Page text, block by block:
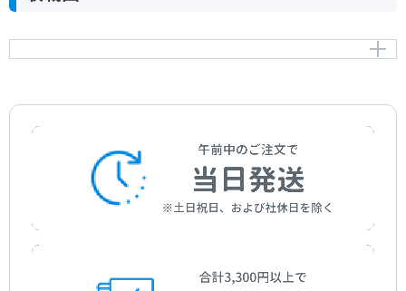
尺八・二面の筝・十七絃のための「四重奏曲 第1番」
作曲者：野田暉行